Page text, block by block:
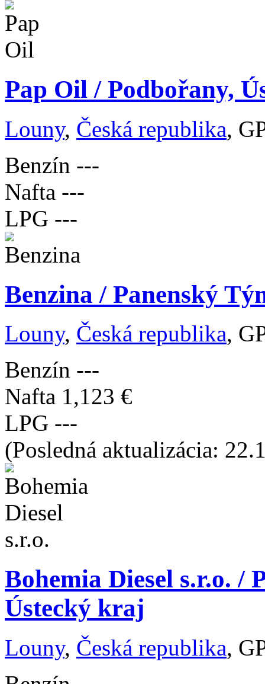
Pap Oil / Podbořany,
Louny, Česká republika,
Benzín ---
Nafta ---
LPG ---
Benzina / Panenský
Louny, Česká republika,
Benzín ---
Nafta 1,123 €
LPG ---
(Posledná aktualizácia:
Bohemia Diesel s.r.o. /
Ústecký kraj
Louny, Česká republika,